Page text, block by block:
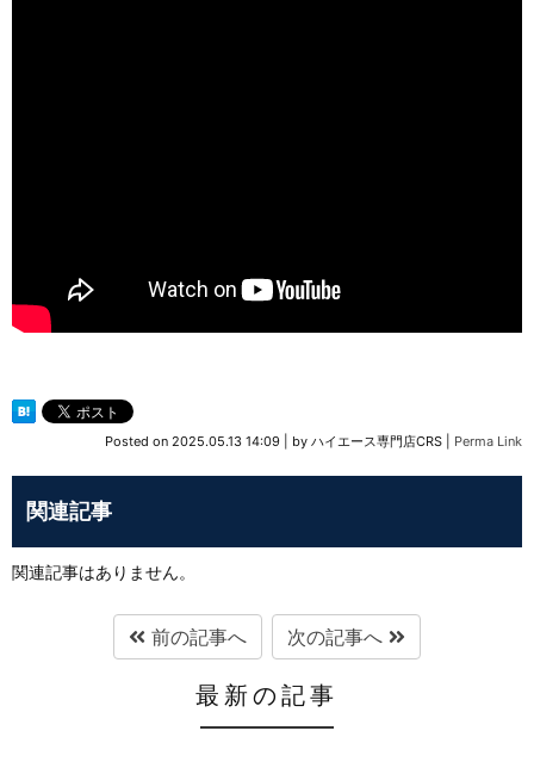
Posted on 2025.05.13 14:09 by ハイエース専門店CRS Perma Link
関連記事
関連記事はありません。
前の記事へ 次の記事へ
最新の記事